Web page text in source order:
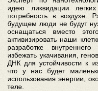
идею ликвидации
потребность в воздухе.
будущем люди не будут
оснащаться вместо
активизировать наши
разработке
избежать укачивания,
ДНК для устойчивости к
что у нас будет
использования энергии,
теле.